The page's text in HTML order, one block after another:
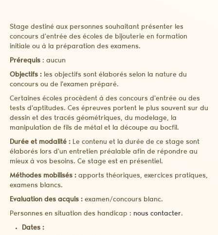
Stage destiné aux personnes souhaitant présenter les
concours d'entrée des écoles de bijouterie en formation
initiale ou à la préparation des examens.
Prérequis : aucun
Objectifs : les objectifs sont élaborés selon la nature du
concours ou de l'examen préparé.
Certaines écoles procèdent à des concours d'entrée ou des
tests d'aptitudes. Ces épreuves portent le plus souvent sur du
dessin et des tracés géométriques, du modelage, la
manipulation de fils de métal et la découpe au bocfil.
Durée et modalité : Le contenu et la durée de ce stage sont
élaborés lors d'un entretien préalable afin de répondre au
mieux à vos besoins. Ce stage est en présentiel.
Méthodes mobilisés : apports théoriques, exercices pratiques,
examens blancs.
Evaluation des acquis : examen/concours blanc.
Personnes en situation des handicap : nous contacter.
Dates :